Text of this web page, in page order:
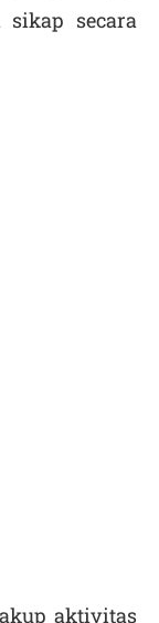
sikap secara
aktivitas